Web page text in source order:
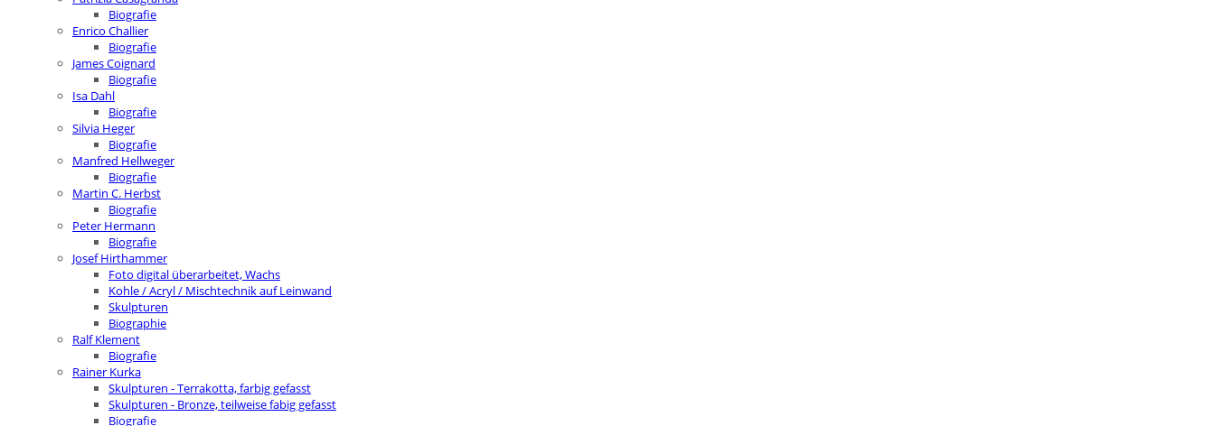
Biografie
Enrico Challier
Biografie
James Coignard
Biografie
Isa Dahl
Biografie
Silvia Heger
Biografie
Manfred Hellweger
Biografie
Martin C. Herbst
Biografie
Peter Hermann
Biografie
Josef Hirthammer
Foto digital überarbeitet, Wachs
Kohle / Acryl / Mischtechnik auf Leinwand
Skulpturen
Biographie
Ralf Klement
Biografie
Rainer Kurka
Skulpturen - Terrakotta, farbig gefasst
Skulpturen - Bronze, teilweise fabig gefasst
Biografie